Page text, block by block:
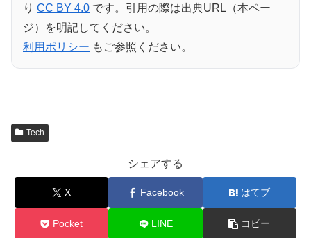
り CC BY 4.0 です。引用の際は出典URL（本ペー
ジ）を明記してください。
利用ポリシー もご参照ください。
Tech
シェアする
X Facebook はてブ
Pocket LINE コピー